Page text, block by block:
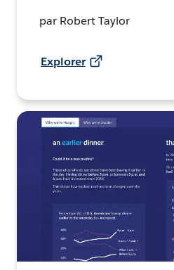
par Robert Taylor
Explorer